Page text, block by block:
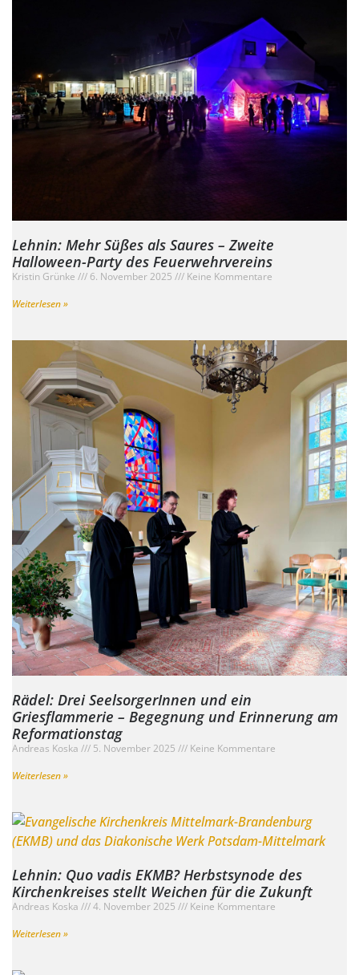
Lehnin: Mehr Süßes als Saures – Zweite
Halloween-Party des Feuerwehrvereins
Kristin Grünke 6. November 2025
Keine Kommentare
Weiterlesen »
Rädel: Drei SeelsorgerInnen und ein
Griesflammerie – Begegnung und Erinnerung am
Reformationstag
Andreas Koska 5. November 2025
Keine Kommentare
Weiterlesen »
Lehnin: Quo vadis EKMB? Herbstsynode des
Kirchenkreises stellt Weichen für die Zukunft
Andreas Koska 4. November 2025
Keine Kommentare
Weiterlesen »